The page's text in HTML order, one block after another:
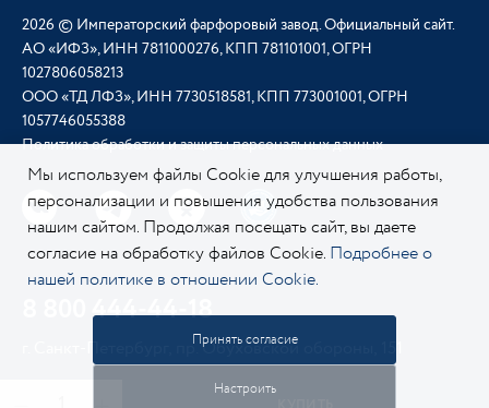
2026 © Императорский фарфоровый завод. Официальный сайт.
АО «ИФЗ», ИНН 7811000276, КПП 781101001, ОГРН
1027806058213
ООО «ТД ЛФЗ», ИНН 7730518581, КПП 773001001, ОГРН
1057746055388
Политика обработки и защиты персональных данных
8 800 444-44-18
г. Санкт-Петербург, пр. Обуховской обороны, 151
Мы используем файлы Cookie для улучшения работы,
персонализации и повышения удобства пользования
нашим сайтом. Продолжая посещать сайт, вы даете
согласие на обработку файлов Cookie. Подробнее о
нашей политике в отношении Cookie.
Принять согласие
Настроить